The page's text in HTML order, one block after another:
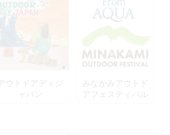
アウトドアディジ
みなかみアウトド
アフェスティバル